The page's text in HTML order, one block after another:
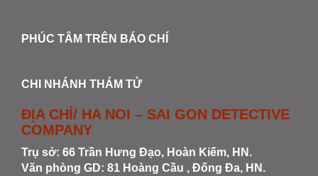
PHÚC TÂM TRÊN BÁO CHÍ
CHI NHÁNH THÁM TỬ
ĐỊA CHỈ/ HA NOI – SAI GON DETECTIVE
COMPANY
Trụ sở: 66 Trần Hưng Đạo, Hoàn Kiếm, HN.
Văn phòng GD: 81 Hoàng Cầu , Đống Đa, HN.